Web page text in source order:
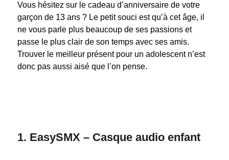
Vous hésitez sur le cadeau d’anniversaire de votre
garçon de 13 ans ? Le petit souci est qu’à cet âge, il
ne vous parle plus beaucoup de ses passions et
passe le plus clair de son temps avec ses amis.
Trouver le meilleur présent pour un adolescent n’est
donc pas aussi aisé que l’on pense.
1. EasySMX – Casque audio enfant